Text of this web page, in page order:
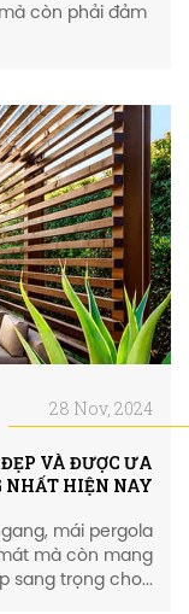
còn phải đảm
28 Nov, 2024
VÀ ĐƯỢC ƯA
NHẤT HIỆN NAY
mái pergola
mà còn mang
sang trọng cho...